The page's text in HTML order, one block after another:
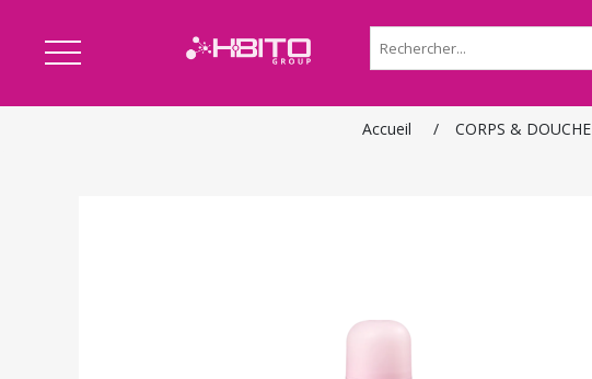
Accueil / CORPS & DOUCHE